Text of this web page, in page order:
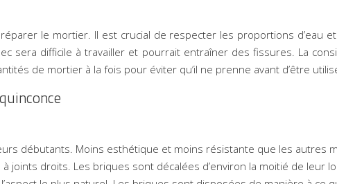
le mortier. Il est crucial de respecter les proportions d’eau
sera difficile à travailler et pourrait entraîner des fissures. La
de mortier à la fois pour éviter qu’il ne prenne avant d’être
débutants. Moins esthétique et moins résistante que les autres
joints droits. Les briques sont décalées d’environ la moitié de leur